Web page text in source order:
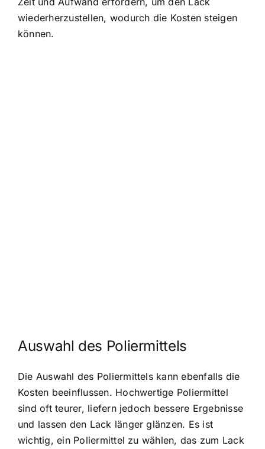
wiederherzustellen, wodurch die Kosten steigen
können.
Auswahl des Poliermittels
Die Auswahl des Poliermittels kann ebenfalls die
Kosten beeinflussen. Hochwertige Poliermittel
sind oft teurer, liefern jedoch bessere Ergebnisse
und lassen den Lack länger glänzen. Es ist
wichtig, ein Poliermittel zu wählen, das zum Lack